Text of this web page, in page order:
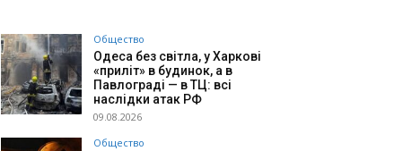
Общество
Одеса без світла, у Харкові
«приліт» в будинок, а в
Павлограді — в ТЦ: всі
наслідки атак РФ
09.08.2026
Общество